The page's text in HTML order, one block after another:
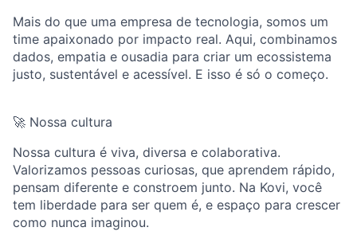
Mais do que uma empresa de tecnologia, somos um
time apaixonado por impacto real. Aqui, combinamos
dados, empatia e ousadia para criar um ecossistema
justo, sustentável e acessível. E isso é só o começo.
🚀 Nossa cultura
Nossa cultura é viva, diversa e colaborativa.
Valorizamos pessoas curiosas, que aprendem rápido,
pensam diferente e constroem junto. Na Kovi, você
tem liberdade para ser quem é, e espaço para crescer
como nunca imaginou.